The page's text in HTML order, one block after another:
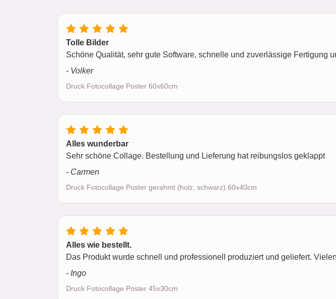
Tolle Bilder
Schöne Qualität, sehr gute Software, schnelle und zuverlässige Fertigung
- Volker
Druck Fotocollage Poster 60x60cm
Alles wunderbar
Sehr schöne Collage. Bestellung und Lieferung hat reibungslos geklappt
- Carmen
Druck Fotocollage Poster gerahmt (holz, schwarz) 60x40cm
Alles wie bestellt.
Das Produkt wurde schnell und professionell produziert und geliefert.
- Ingo
Druck Fotocollage Poster 45x30cm